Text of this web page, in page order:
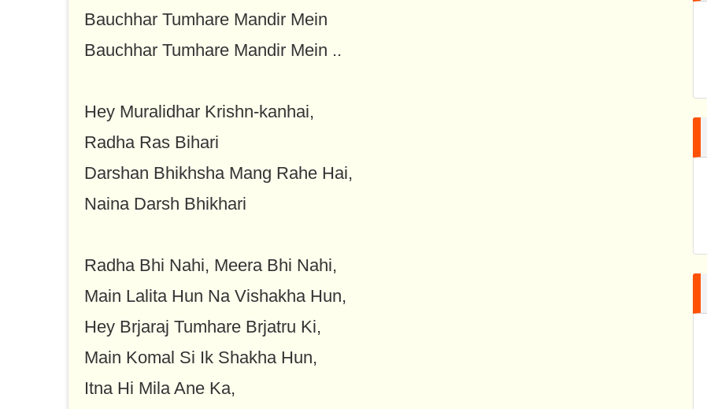
Bauchhar Tumhare Mandir Mein
Bauchhar Tumhare Mandir Mein ..
Hey Muralidhar Krishn-kanhai,
Radha Ras Bihari
Darshan Bhikhsha Mang Rahe Hai,
Naina Darsh Bhikhari
Radha Bhi Nahi, Meera Bhi Nahi,
Main Lalita Hun Na Vishakha Hun,
Hey Brjaraj Tumhare Brjatru Ki,
Main Komal Si Ik Shakha Hun,
Itna Hi Mila Ane Ka,